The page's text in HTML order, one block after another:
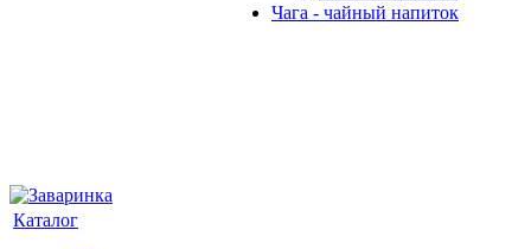
Чага - чайный напиток
Каталог